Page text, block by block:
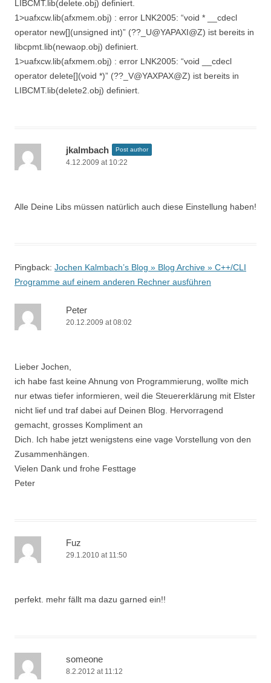
LIBCMT.lib(delete.obj) definiert.
1>uafxcw.lib(afxmem.obj) : error LNK2005: “void * __cdecl
operator new[](unsigned int)” (??_U@YAPAXI@Z) ist bereits in
libcpmt.lib(newaop.obj) definiert.
1>uafxcw.lib(afxmem.obj) : error LNK2005: “void __cdecl
operator delete[](void *)” (??_V@YAXPAX@Z) ist bereits in
LIBCMT.lib(delete2.obj) definiert.
jkalmbach Post author
4.12.2009 at 10:22
Alle Deine Libs müssen natürlich auch diese Einstellung haben!
Pingback: Jochen Kalmbach’s Blog » Blog Archive » C++/CLI
Programme auf einem anderen Rechner ausführen
Peter
20.12.2009 at 08:02
Lieber Jochen,
ich habe fast keine Ahnung von Programmierung, wollte mich
nur etwas tiefer informieren, weil die Steuererklärung mit Elster
nicht lief und traf dabei auf Deinen Blog. Hervorragend
gemacht, grosses Kompliment an
Dich. Ich habe jetzt wenigstens eine vage Vorstellung von den
Zusammenhängen.
Vielen Dank und frohe Festtage
Peter
Fuz
29.1.2010 at 11:50
perfekt. mehr fällt ma dazu garned ein!!
someone
8.2.2012 at 11:12